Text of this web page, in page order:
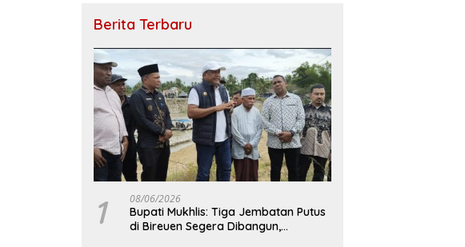
Berita Terbaru
1 08/06/2026
Bupati Mukhlis: Tiga Jembatan Putus
di Bireuen Segera Dibangun,